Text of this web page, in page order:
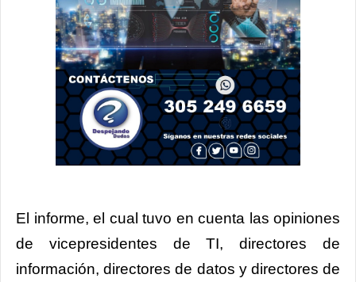
El informe, el cual tuvo en cuenta las opiniones
de vicepresidentes de TI, directores de
información, directores de datos y directores de